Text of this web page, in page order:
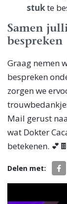
stukte
Samen
bespreken
Graag nemen
bespreken
zorgen we
Mail gerust
wat Dokter
betekenen. 💕🍫
Delen met: